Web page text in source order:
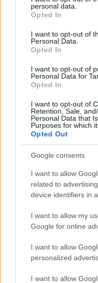
grant or deny consent to
use your data for below
consent section.
personal data.
Opted In
I want to opt-out of
Personal Data.
Opted In
I want to opt-out of
Personal Data for
Opted In
I want to opt-out of
Retention, Sale,
Personal Data that
Purposes for which
Opted Out
Google consents
I want to allow
related to
device identifiers in
I want to allow my
Google for online
I want to allow
personalized
I want to allow
Sigue leyendo
NOTICIAS